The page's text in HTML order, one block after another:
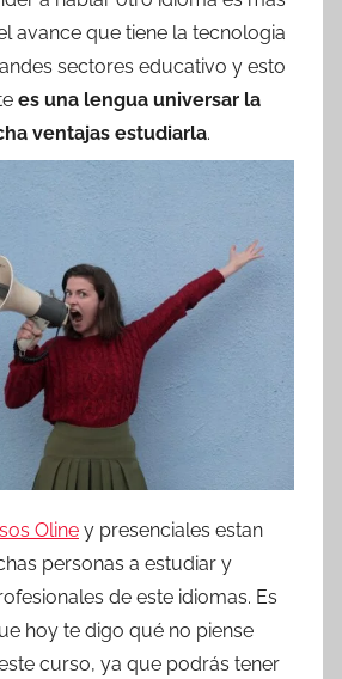
avance que tiene la tecnologia
sectores educativo y esto
es una lengua universar la
ventajas estudiarla.
Oline y presenciales estan
personas a estudiar y
de este idiomas. Es
hoy te digo qué no piense
curso, ya que podrás tener